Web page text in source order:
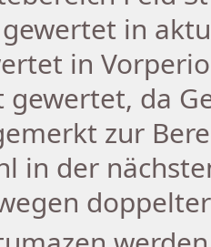
in
in
gewertet, da
zur
in der